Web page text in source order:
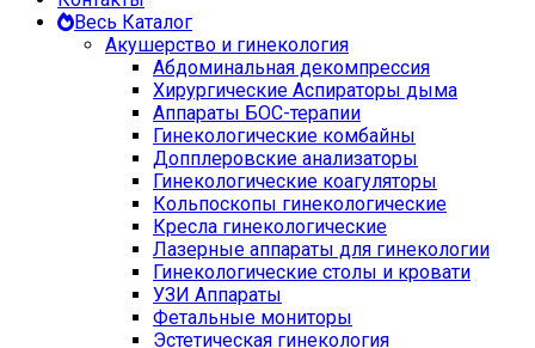
Весь Каталог
Акушерство и гинекология
Абдоминальная декомпрессия
Хирургические Аспираторы дыма
Аппараты БОС-терапии
Гинекологические комбайны
Допплеровские анализаторы
Гинекологические коагуляторы
Кольпоскопы гинекологические
Кресла гинекологические
Лазерные аппараты для гинекологии
Гинекологические столы и кровати
УЗИ Аппараты
Фетальные мониторы
Эстетическая гинекология